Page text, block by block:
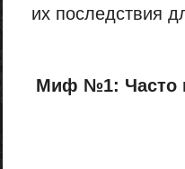
их последствия
Миф №1: Часто